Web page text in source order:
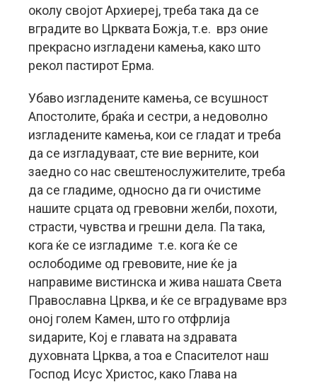
околу својот Архиереј, треба така да се
вградите во Црквата Божја, т.е. врз оние
прекрасно изгладени камења, како што
рекол пастирот Ерма.
Убаво изгладените камења, се всушност
Апостолите, браќа и сестри, а недоволно
изгладените камења, кои се гладат и треба
да се изгладуваат, сте вие верните, кои
заедно со нас свештенослужителите, треба
да се гладиме, односно да ги очистиме
нашите срцата од гревовни желби, похоти,
страсти, чувства и грешни дела. Па така,
кога ќе се изгладиме т.е. кога ќе се
ослободиме од гревовите, ние ќе ја
направиме вистинска и жива нашата Света
Православна Црква, и ќе се вградуваме врз
оној голем Камен, што го отфрлија
ѕидарите, Кој е главата на здравата
духовната Црква, а тоа е Спасителот наш
Господ Исус Христос, како Глава на